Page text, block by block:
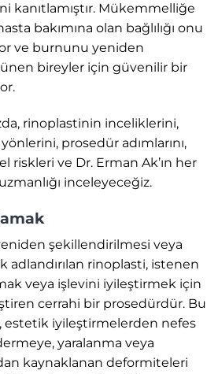
kanıtlamıştır. Mükemmelliğe
bakımına olan bağlılığı onu
ve burnunu yeniden
bireyler için güvenilir bir
rinoplastinin inceliklerini,
prosedür adımlarını,
riskleri ve Dr. Erman Ak’ın her
inceleyeceğiz.
şekillendirilmesi veya
adlandırılan rinoplasti, istenen
veya işlevini iyileştirmek için
cerrahi bir prosedürdür. Bu
estetik iyileştirmelerden nefes
yaralanma veya
kaynaklanan deformiteleri